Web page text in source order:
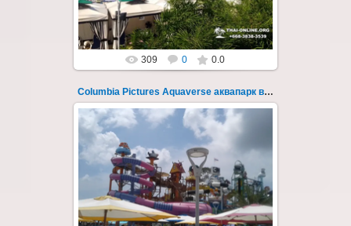
Thai-Online
309 0 0.0
Columbia Pictures Aquaverse аквапарк в Паттайе 267
23.10.2022
Columbia Pictures Aquaverse - новый
тематический аквапарк в Паттайе.
Открыт в октябре 2022 после
модернизации и смены...
Thai-Online